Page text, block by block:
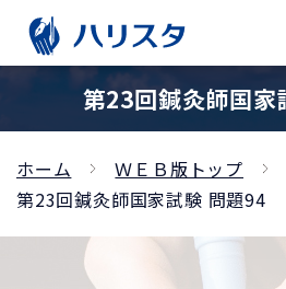
第23回鍼灸師国家
ホーム
ＷＥＢ版トップ
第23回鍼灸師国家試験 問題94